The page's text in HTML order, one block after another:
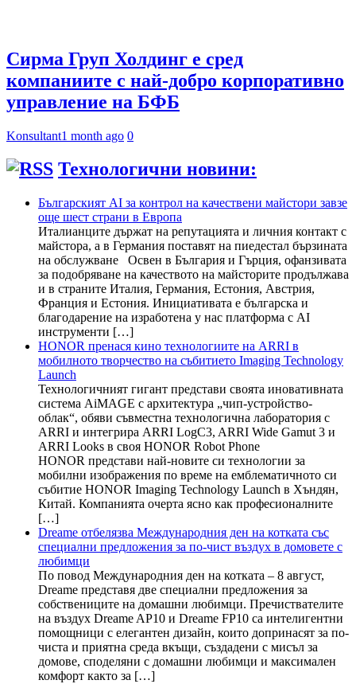
Сирма Груп Холдинг е сред
компаниите с най-добро корпоративно
управление на БФБ
Konsultant1 month ago 0
Технологични новини:
Българският AI за контрол на качествени майстори завзе
още шест страни в Европа
Италианците държат на репутацията и личния контакт с
майстора, а в Германия поставят на пиедестал бързината
на обслужване Освен в България и Гърция, офанзивата
за подобряване на качеството на майсторите продължава
и в страните Италия, Германия, Естония, Австрия,
Франция и Естония. Инициативата е българска и
благодарение на изработена у нас платформа с AI
инструменти […]
HONOR пренася кино технологиите на ARRI в
мобилното творчество на събитието Imaging Technology
Launch
Технологичният гигант представи своята иновативната
система AiMAGE с архитектура „чип-устройство-
облак“, обяви съвместна технологична лаборатория с
ARRI и интегрира ARRI LogC3, ARRI Wide Gamut 3 и
ARRI Looks в своя HONOR Robot Phone
HONOR представи най-новите си технологии за
мобилни изображения по време на емблематичното си
събитие HONOR Imaging Technology Launch в Хъндян,
Китай. Компанията очерта ясно как професионалните
[…]
Dreame отбелязва Международния ден на котката със
специални предложения за по-чист въздух в домовете с
любимци
По повод Международния ден на котката – 8 август,
Dreame представя две специални предложения за
собствениците на домашни любимци. Пречиствателите
на въздух Dreame AP10 и Dreame FP10 са интелигентни
помощници с елегантен дизайн, които допринасят за по-
чиста и приятна среда вкъщи, създадени с мисъл за
домове, споделяни с домашни любимци и максимален
комфорт както за […]